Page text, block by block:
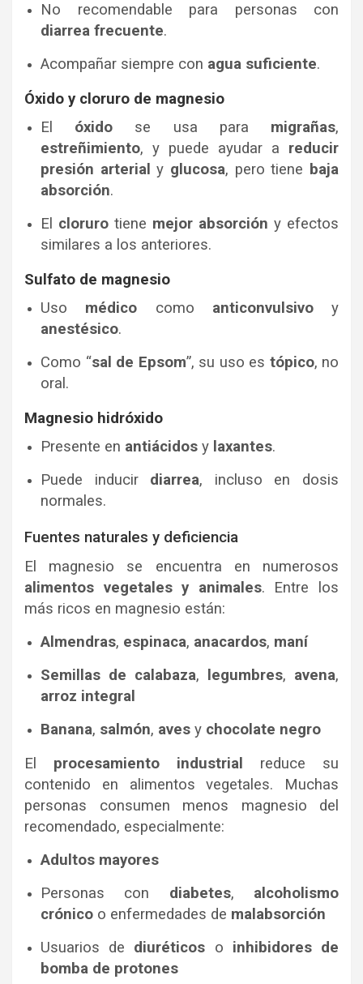
No recomendable para personas con
diarrea frecuente.
Acompañar siempre con agua suficiente.
Óxido y cloruro de magnesio
El óxido se usa para migrañas,
estreñimiento, y puede ayudar a reducir
presión arterial y glucosa, pero tiene baja
absorción.
El cloruro tiene mejor absorción y efectos
similares a los anteriores.
Sulfato de magnesio
Uso médico como anticonvulsivoy
anestésico.
Como “sal de Epsom”, su uso es tópico, no
oral.
Magnesio hidróxido
Presente en antiácidos y laxantes.
Puede inducir diarrea, incluso en dosis
normales.
Fuentes naturales y deficiencia
El magnesio se encuentra en numerosos
alimentos vegetales y animales. Entre los
más ricos en magnesio están:
Almendras, espinaca, anacardos, maní
Semillas de calabaza, legumbres, avena,
arroz integral
Banana, salmón, aves y chocolate negro
El procesamiento industrial
reduce su
contenido en alimentos vegetales. Muchas
personas consumen menos magnesio del
recomendado, especialmente:
Adultos mayores
Personas con diabetes, alcoholismo
crónico o enfermedades de malabsorción
Usuarios de diuréticos o inhibidores de
bomba de protones